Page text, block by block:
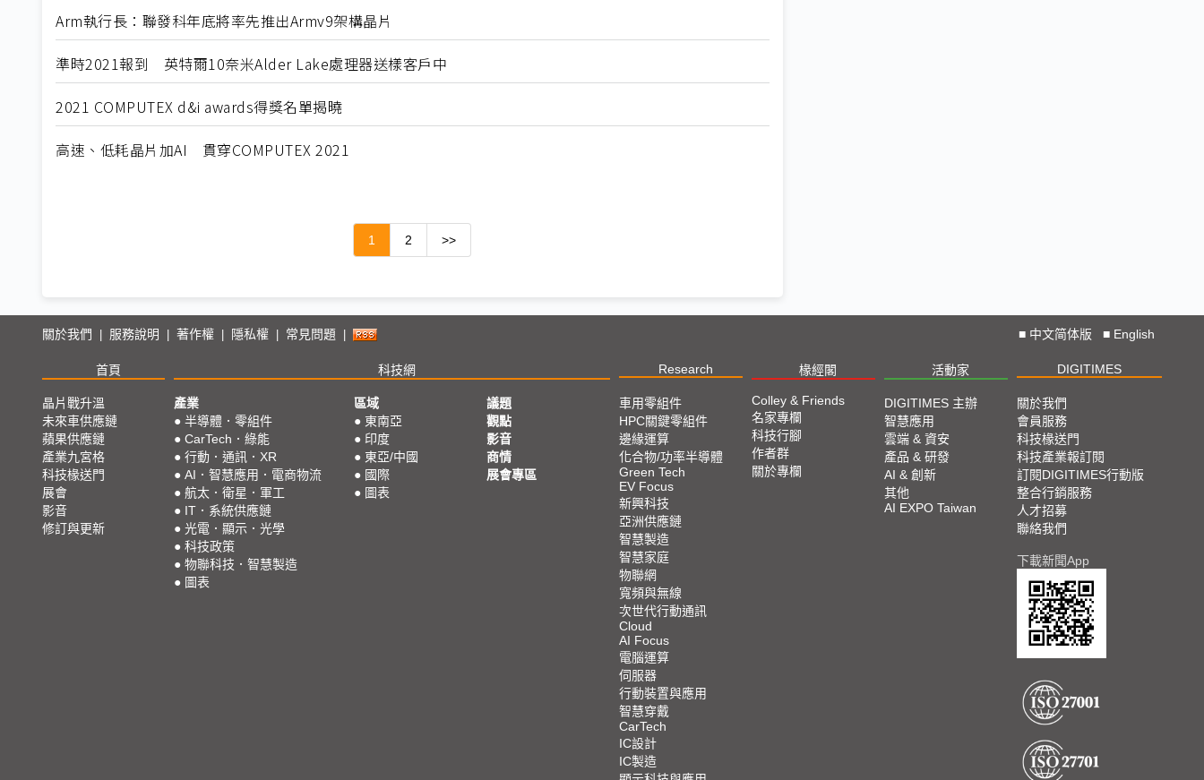
Arm執行長：聯發科年底將率先推出Armv9架構晶片
準時2021報到 英特爾10奈米Alder Lake處理器送樣客戶中
2021 COMPUTEX d&i awards得獎名單揭曉
高速、低耗晶片加AI 貫穿COMPUTEX 2021
1 2 >>
關於我們 服務說明 著作權 隱私權 常見問題 ■ 中文简体版 ■ English
首頁 科技網 Research 椽經閣 活動家 DIGITIMES
晶片戰升溫
未來車供應鏈
蘋果供應鏈
產業九宮格
科技椽送門
展會
影音
修訂與更新
產業
● 半導體．零組件
● CarTech．綠能
● 行動．通訊．XR
● AI．智慧應用．電商物流
● 航太．衛星．軍工
● IT．系統供應鏈
● 光電．顯示．光學
● 科技政策
● 物聯科技．智慧製造
● 圖表
區域
● 東南亞
● 印度
● 東亞/中國
● 國際
● 圖表
議題
觀點
影音
商情
展會專區
車用零組件
HPC關鍵零組件
邊緣運算
化合物/功率半導體
Green Tech
EV Focus
新興科技
亞洲供應鏈
智慧製造
智慧家庭
物聯網
寬頻與無線
次世代行動通訊
Cloud
AI Focus
電腦運算
伺服器
行動裝置與應用
智慧穿戴
CarTech
IC設計
IC製造
Colley & Friends
名家專欄
科技行腳
作者群
關於專欄
DIGITIMES 主辦
智慧應用
雲端 & 資安
產品 & 研發
AI & 創新
其他
AI EXPO Taiwan
關於我們
會員服務
科技椽送門
科技產業報訂閱
訂閱DIGITIMES行動版
整合行銷服務
人才招募
聯絡我們
下載新聞App